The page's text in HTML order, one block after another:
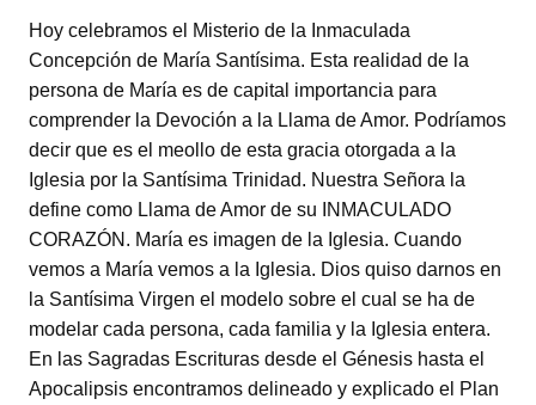
Hoy celebramos el Misterio de la Inmaculada
Concepción de María Santísima. Esta realidad de la
persona de María es de capital importancia para
comprender la Devoción a la Llama de Amor. Podríamos
decir que es el meollo de esta gracia otorgada a la
Iglesia por la Santísima Trinidad. Nuestra Señora la
define como Llama de Amor de su INMACULADO
CORAZÓN. María es imagen de la Iglesia. Cuando
vemos a María vemos a la Iglesia. Dios quiso darnos en
la Santísima Virgen el modelo sobre el cual se ha de
modelar cada persona, cada familia y la Iglesia entera.
En las Sagradas Escrituras desde el Génesis hasta el
Apocalipsis encontramos delineado y explicado el Plan